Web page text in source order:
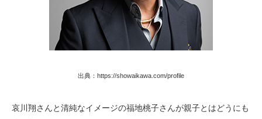
出典：https://showaikawa.com/profile
哀川翔さんと清純なイメージの福地桃子さんが親子とはどうにも